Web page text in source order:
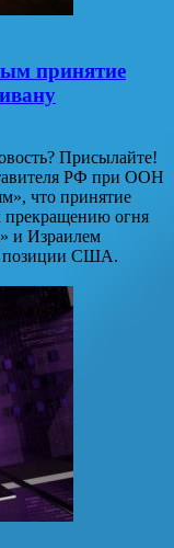
принятие
Присылайте!
РФ при ООН
что принятие
огня
и Израилем
позиции США.